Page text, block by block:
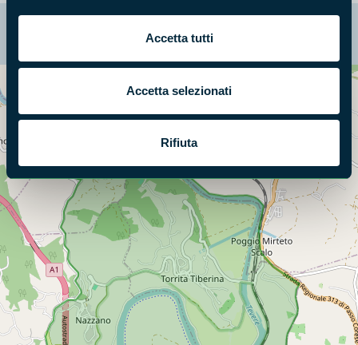
Accetta tutti
Accetta selezionati
Rifiuta
Cerca nella mappa